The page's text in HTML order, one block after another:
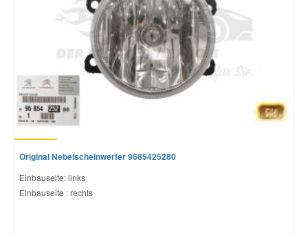
Original Nebelscheinwerfer 9685425280
Einbauseite: links
Einbauseite : rechts